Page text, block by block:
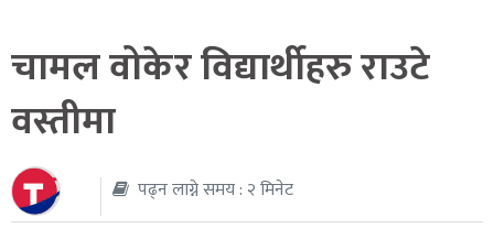
अर्थ
संवाद
मनोरञ्जन
चामल वोकेर विद्यार्थीहरु राउटे
वस्तीमा
पढ्न लाग्ने समय : २ मिनेट